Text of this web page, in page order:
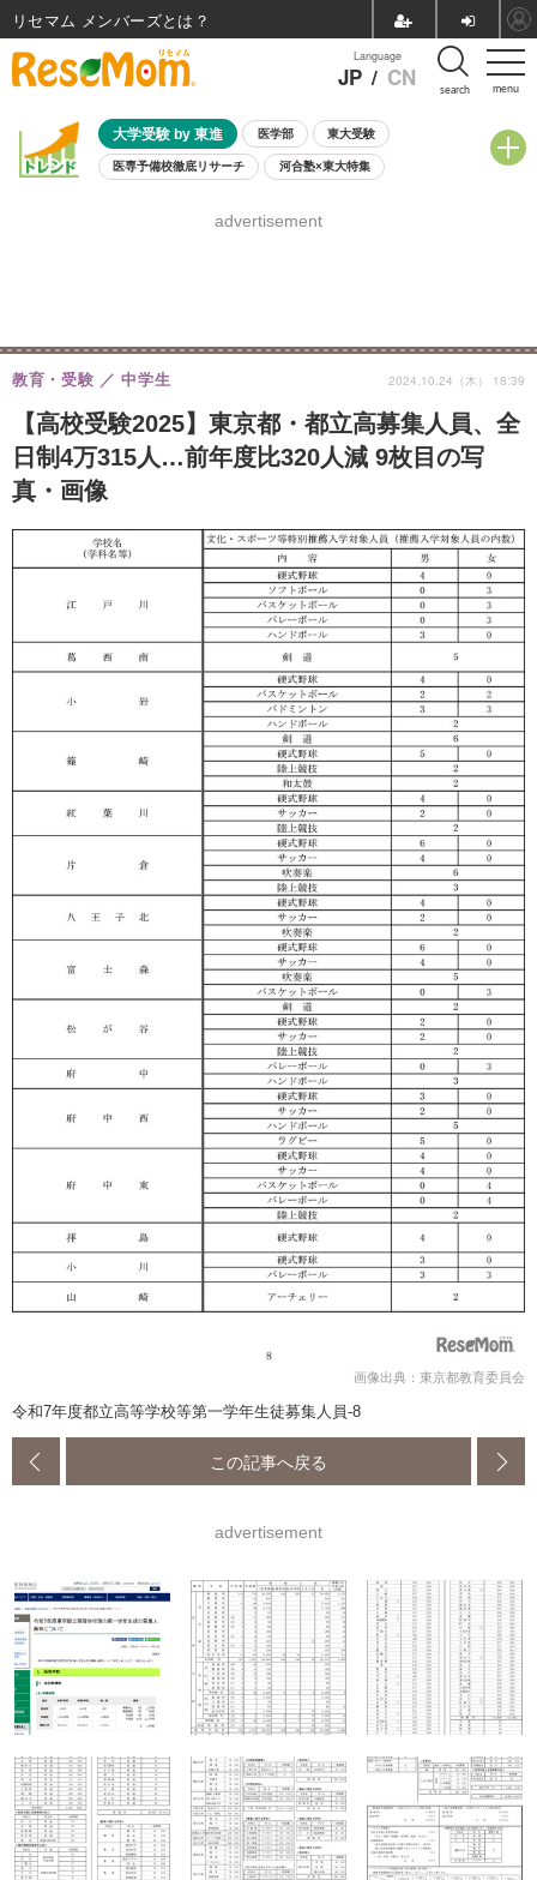
menu
Language
JP / CN search
大学受験 by 東進 医学部 東大受験
医専予備校徹底リサーチ 河合塾×東大特集
8月開催学校説明会・相談会
advertisement
【高校受験2025】東京都・都立高募集人員、全
日制4万315人…前年度比320人減 9枚目の写
真・画像
教育・受験 中学生 2024.10.24（木） 18:39
画像出典：東京都教育委員会
令和7年度都立高等学校等第一学年生徒募集人員-8
この記事へ戻る
advertisement
リセマム メンバーズ